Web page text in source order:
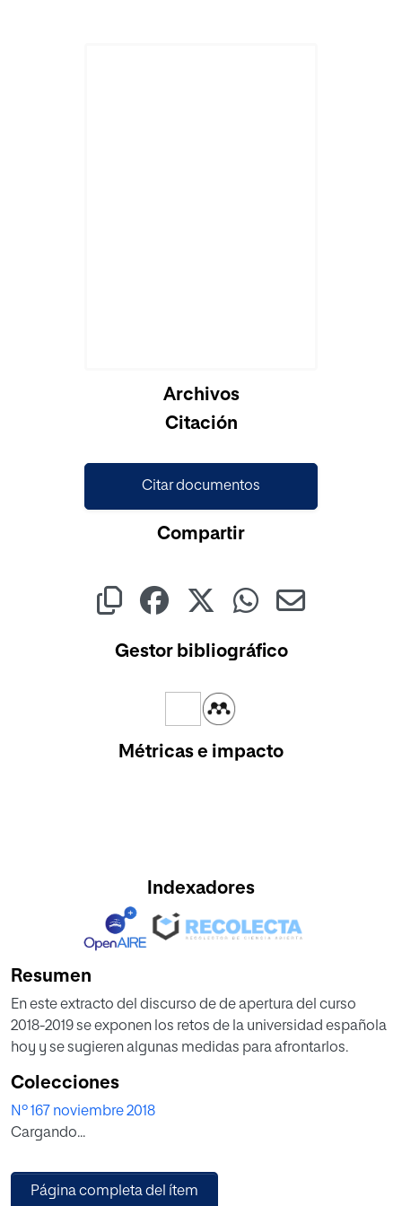
Archivos
Citación
Citar documentos
Compartir
Gestor bibliográfico
Métricas e impacto
Indexadores
Resumen
En este extracto del discurso de de apertura del curso
2018-2019 se exponen los retos de la universidad española
hoy y se sugieren algunas medidas para afrontarlos.
Colecciones
Nº 167 noviembre 2018
Cargando...
Página completa del ítem